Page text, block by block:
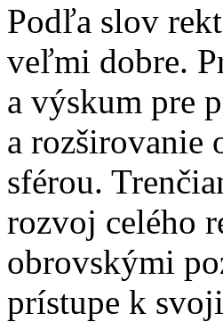
Podľa slov
veľmi dobre.
a výskum pre
a rozširovanie
sférou.
rozvoj celého
obrovskými
prístupe k